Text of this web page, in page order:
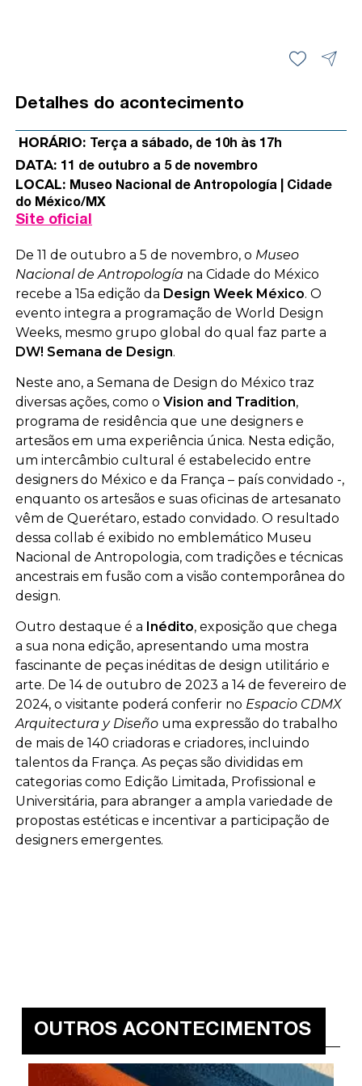
Detalhes do acontecimento
HORÁRIO: Terça a sábado, de 10h às 17h
DATA: 11 de outubro a 5 de novembro
LOCAL: Museo Nacional de Antropología | Cidade
do México/MX
Site oficial
De 11 de outubro a 5 de novembro, o Museo
Nacional de Antropología na Cidade do México
recebe a 15a edição da Design Week México. O
evento integra a programação de World Design
Weeks, mesmo grupo global do qual faz parte a
DW! Semana de Design.
Neste ano, a Semana de Design do México traz
diversas ações, como o Vision and Tradition,
programa de residência que une designers e
artesãos em uma experiência única. Nesta edição,
um intercâmbio cultural é estabelecido entre
designers do México e da França – país convidado -,
enquanto os artesãos e suas oficinas de artesanato
vêm de Querétaro, estado convidado. O resultado
dessa collab é exibido no emblemático Museu
Nacional de Antropologia, com tradições e técnicas
ancestrais em fusão com a visão contemporânea do
design.
Outro destaque é a Inédito, exposição que chega
a sua nona edição, apresentando uma mostra
fascinante de peças inéditas de design utilitário e
arte. De 14 de outubro de 2023 a 14 de fevereiro de
2024, o visitante poderá conferir no Espacio CDMX
Arquitectura y Diseñouma expressão do trabalho
de mais de 140 criadoras e criadores, incluindo
talentos da França. As peças são divididas em
categorias como Edição Limitada, Profissional e
Universitária, para abranger a ampla variedade de
propostas estéticas e incentivar a participação de
designers emergentes.
OUTROS ACONTECIMENTOS